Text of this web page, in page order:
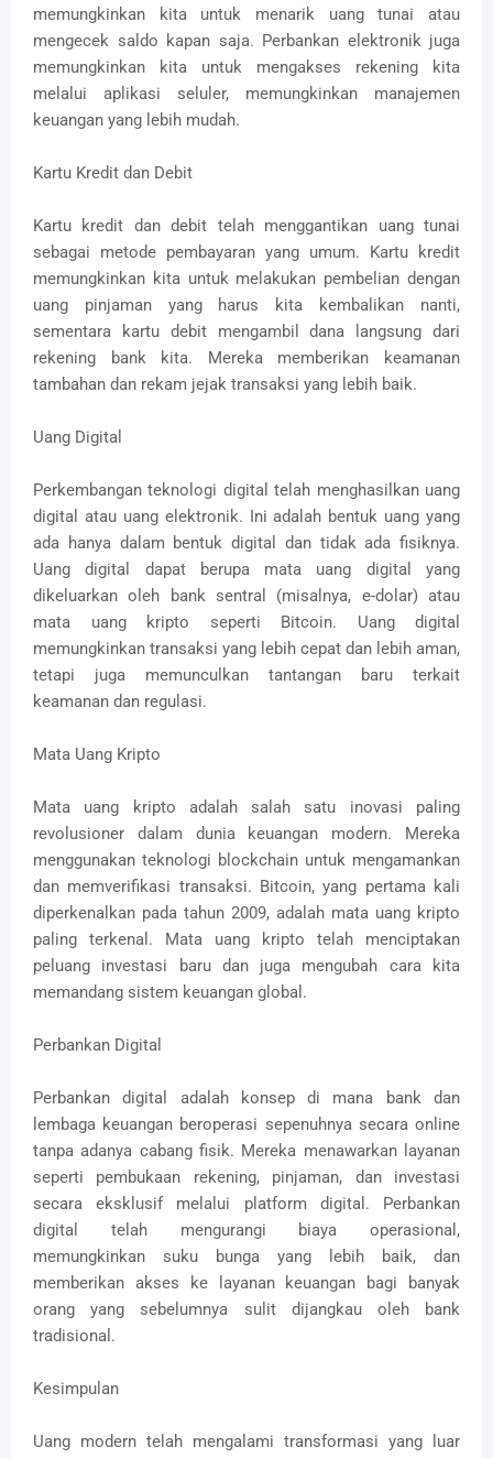
memungkinkan kita untuk menarik uang tunai atau
mengecek saldo kapan saja. Perbankan elektronik juga
memungkinkan kita untuk mengakses rekening kita
melalui aplikasi seluler, memungkinkan manajemen
keuangan yang lebih mudah.
Kartu Kredit dan Debit
Kartu kredit dan debit telah menggantikan uang tunai
sebagai metode pembayaran yang umum. Kartu kredit
memungkinkan kita untuk melakukan pembelian dengan
uang pinjaman yang harus kita kembalikan nanti,
sementara kartu debit mengambil dana langsung dari
rekening bank kita. Mereka memberikan keamanan
tambahan dan rekam jejak transaksi yang lebih baik.
Uang Digital
Perkembangan teknologi digital telah menghasilkan uang
digital atau uang elektronik. Ini adalah bentuk uang yang
ada hanya dalam bentuk digital dan tidak ada fisiknya.
Uang digital dapat berupa mata uang digital yang
dikeluarkan oleh bank sentral (misalnya, e-dolar) atau
mata uang kripto seperti Bitcoin. Uang digital
memungkinkan transaksi yang lebih cepat dan lebih aman,
tetapi juga memunculkan tantangan baru terkait
keamanan dan regulasi.
Mata Uang Kripto
Mata uang kripto adalah salah satu inovasi paling
revolusioner dalam dunia keuangan modern. Mereka
menggunakan teknologi blockchain untuk mengamankan
dan memverifikasi transaksi. Bitcoin, yang pertama kali
diperkenalkan pada tahun 2009, adalah mata uang kripto
paling terkenal. Mata uang kripto telah menciptakan
peluang investasi baru dan juga mengubah cara kita
memandang sistem keuangan global.
Perbankan Digital
Perbankan digital adalah konsep di mana bank dan
lembaga keuangan beroperasi sepenuhnya secara online
tanpa adanya cabang fisik. Mereka menawarkan layanan
seperti pembukaan rekening, pinjaman, dan investasi
secara eksklusif melalui platform digital. Perbankan
digital telah mengurangi biaya operasional,
memungkinkan suku bunga yang lebih baik, dan
memberikan akses ke layanan keuangan bagi banyak
orang yang sebelumnya sulit dijangkau oleh bank
tradisional.
Kesimpulan
Uang modern telah mengalami transformasi yang luar